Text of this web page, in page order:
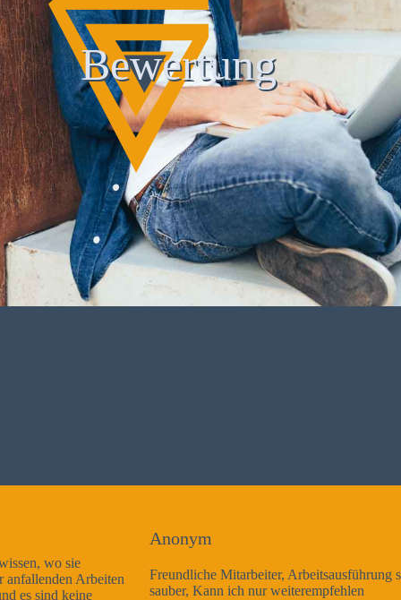
Bewertung
Freundliche Mitarbeiter, Arbeitsausführung sehr gut und sehr
sauber, Kann ich nur weiterempfehlen